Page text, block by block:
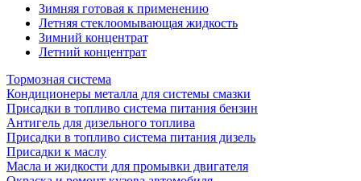
Зимняя готовая к применению
Летняя стеклоомывающая жидкость
Зимний концентрат
Летний концентрат
Тормозная система
Кондиционеры металла для системы смазки
Присадки в топливо система питания бензин
Антигель для дизельного топлива
Присадки в топливо система питания дизель
Присадки к маслу
Масла и жидкости для промывки двигателя